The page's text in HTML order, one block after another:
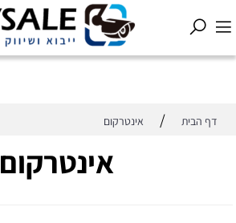
דף הבית / אינטרקום
אינטרקום